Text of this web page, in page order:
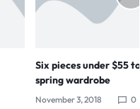
Six pieces under $55
spring wardrobe
November 3, 2018 0